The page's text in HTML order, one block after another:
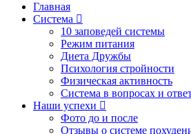
Главная
Система
10 заповедей системы
Режим питания
Диета Дружбы
Психология стройности
Физическая активность
Система в вопросах и
Наши успехи
Фото до и после
Отзывы о системе